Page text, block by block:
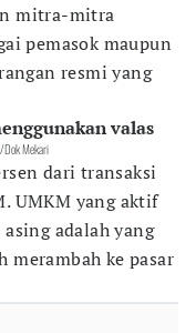
mitra-mitra
pemasok maupun
resmi yang
valas
Dok Mekari
dari transaksi
UMKM yang aktif
adalah yang
merambah ke pasar